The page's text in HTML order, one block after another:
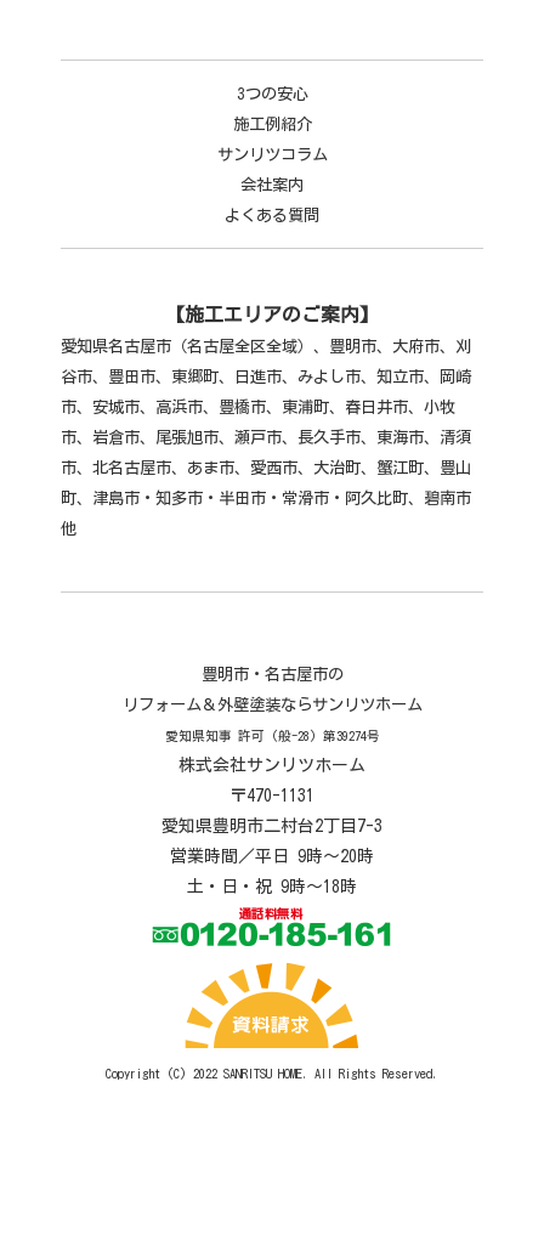
3つの安心
施工例紹介
サンリツコラム
会社案内
よくある質問
【施工エリアのご案内】
愛知県名古屋市（名古屋全区全域）、豊明市、大府市、刈
谷市、豊田市、東郷町、日進市、みよし市、知立市、岡崎
市、安城市、高浜市、豊橋市、東浦町、春日井市、小牧
市、 岩倉市、尾張旭市、瀬戸市、長久手市、東海市、清須
市、北名古屋市、あま市、愛西市、大治町、蟹江町、豊山
町、津島市・知多市・半田市・常滑市・阿久比町、碧南市
他
豊明市・名古屋市の
リフォーム＆外壁塗装ならサンリツホーム
愛知県知事 許可 (般-28) 第39274号
株式会社サンリツホーム
〒470-1131
愛知県豊明市二村台2丁目7-3
営業時間／平日 9時～20時
土・日・祝 9時～18時
Copyright (C) 2022 SANRITSU HOME . All Rights Reserved.